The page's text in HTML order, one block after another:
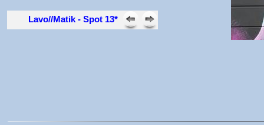
Lavo//Matik - Spot 13*